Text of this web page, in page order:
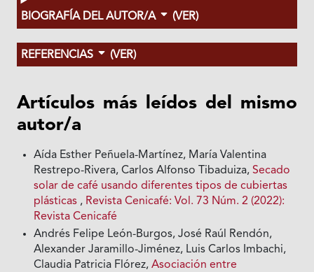
BIOGRAFÍA DEL AUTOR/A (VER)
REFERENCIAS (VER)
Artículos más leídos del mismo
autor/a
Aída Esther Peñuela-Martínez, María Valentina
Restrepo-Rivera, Carlos Alfonso Tibaduiza,Secado
solar de café usando diferentes tipos de cubiertas
plásticas , Revista Cenicafé: Vol. 73 Núm. 2 (2022):
Revista Cenicafé
Andrés Felipe León-Burgos, José Raúl Rendón,
Alexander Jaramillo-Jiménez, Luis Carlos Imbachi,
Claudia Patricia Flórez,Asociación entre